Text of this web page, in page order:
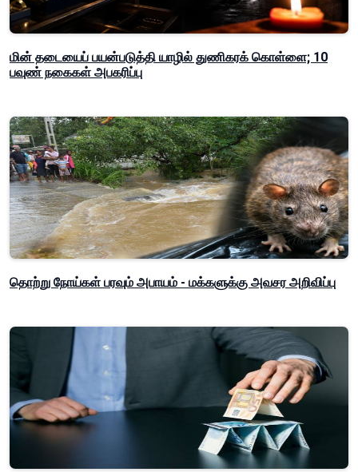
மின் தடையைப் பயன்படுத்தி யாழில் துணிகரக் கொள்ளை; 10
பவுண் நகைகள் அபகரிப்பு
தொற்று நோய்கள் பரவும் அபாயம் - மக்களுக்கு அவசர அறிவிப்பு